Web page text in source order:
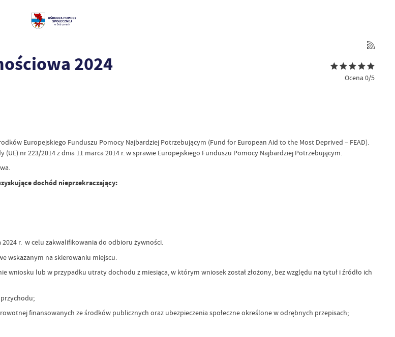
2024
Ocena 0/5
Europejskiego Funduszu Pomocy Najbardziej Potrzebującym (Fund for European Aid to the Most Deprived – FEAD).
nr 223/2014 z dnia 11 marca 2014 r. w sprawie Europejskiego Funduszu Pomocy Najbardziej Potrzebującym.
dochód nieprzekraczający:
2024 r. w celu zakwalifikowania do odbioru żywności.
wskazanym na skierowaniu miejscu.
wniosku lub w przypadku utraty dochodu z miesiąca, w którym wniosek został złożony, bez względu na tytuł i źródło ich
finansowanych ze środków publicznych oraz ubezpieczenia społeczne określone w odrębnych przepisach;